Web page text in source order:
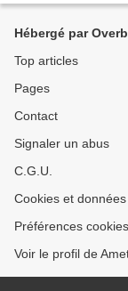
Hébergé par
Top articles
Pages
Contact
Signaler un abus
C.G.U.
Cookies et
Préférences cookies
Voir le profil de